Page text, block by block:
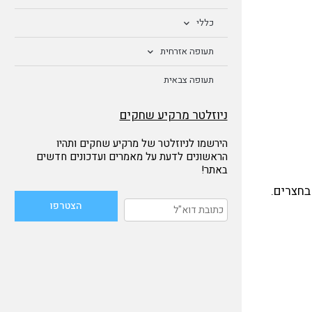
2002 ובספריו רשומות 6620:00 ש"ט, אוחסן בחצרים.
כללי
תעופה אזרחית
תעופה צבאית
ניוזלטר מרקיע שחקים
הירשמו לניוזלטר של מרקיע שחקים ותהיו
הראשונים לדעת על מאמרים ועדכונים חדשים
באתר!